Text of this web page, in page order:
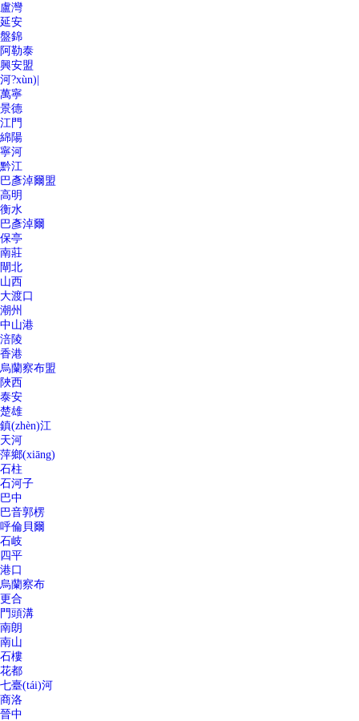
盧灣
延安
盤錦
阿勒泰
興安盟
河?xùn)|
萬寧
景德
江門
綿陽
寧河
黔江
巴彥淖爾盟
高明
衡水
巴彥淖爾
保亭
南莊
閘北
山西
大渡口
潮州
中山港
涪陵
香港
烏蘭察布盟
陜西
泰安
楚雄
鎮(zhèn)江
天河
萍鄉(xiāng)
石柱
石河子
巴中
巴音郭楞
呼倫貝爾
石岐
四平
港口
烏蘭察布
更合
門頭溝
南朗
南山
石樓
花都
七臺(tái)河
商洛
晉中